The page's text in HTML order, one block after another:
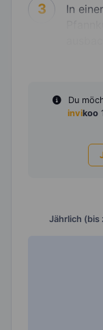
3
In
Du
invikoo
Jährlich (bis